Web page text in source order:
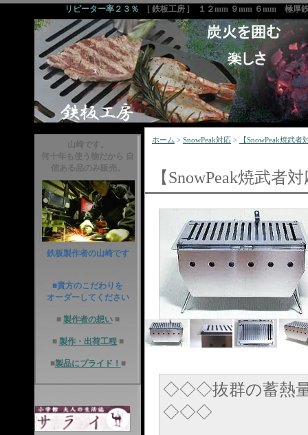
リピーター率２３％ [ 鉄板工房 ] １２mm ９mm ６mm 極厚鉄
山崎です。
何十年も使う物だから 自
信ある品のみ販売。
鉄板製作者の山崎です
■貴方のこだわりを
オーダーしてください
■ 製作者の想い ■
■ 製作・出荷工程■
■製品にプライド！ ■
ホーム > SnowPeak対応 > 【SnowPeak焼武
【SnowPeak焼武者
◇◇◇抜群の蓄熱量
◇◇◇